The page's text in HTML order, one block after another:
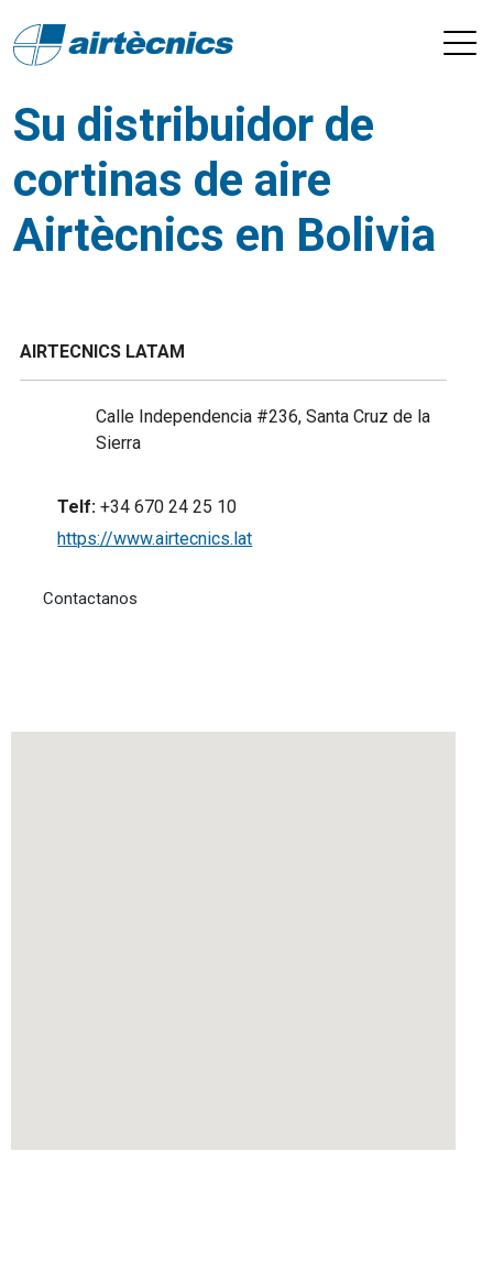
Su distribuidor de
cortinas de aire
Airtècnics en Bolivia
AIRTECNICS LATAM
Calle Independencia #236, Santa Cruz de la
Sierra
Telf: +34 670 24 25 10
https://www.airtecnics.lat
Contactanos